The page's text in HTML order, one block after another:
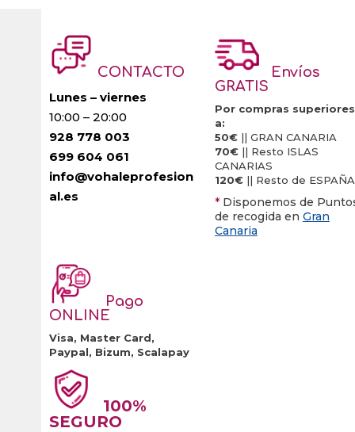
CONTACTO
Lunes – viernes
10:00 – 20:00
928 778 003
699 604 061
info@vohaleprofesion
al.es
Envíos
GRATIS
Por compras superiores
a:
50€|| GRAN CANARIA
70€|| Resto ISLAS
CANARIAS
120€|| Resto de ESPAÑA
* Disponemos de
de recogida en Gran
Canaria
Pago
ONLINE
Visa, Master Card,
Paypal, Bizum, Scalapay
100%
SEGURO